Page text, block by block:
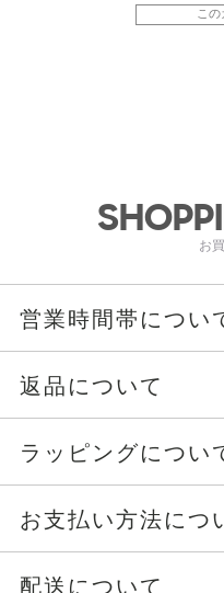
この
お
営業時間帯につい
返品について
ラッピングについ
お支払い方法につ
配送について